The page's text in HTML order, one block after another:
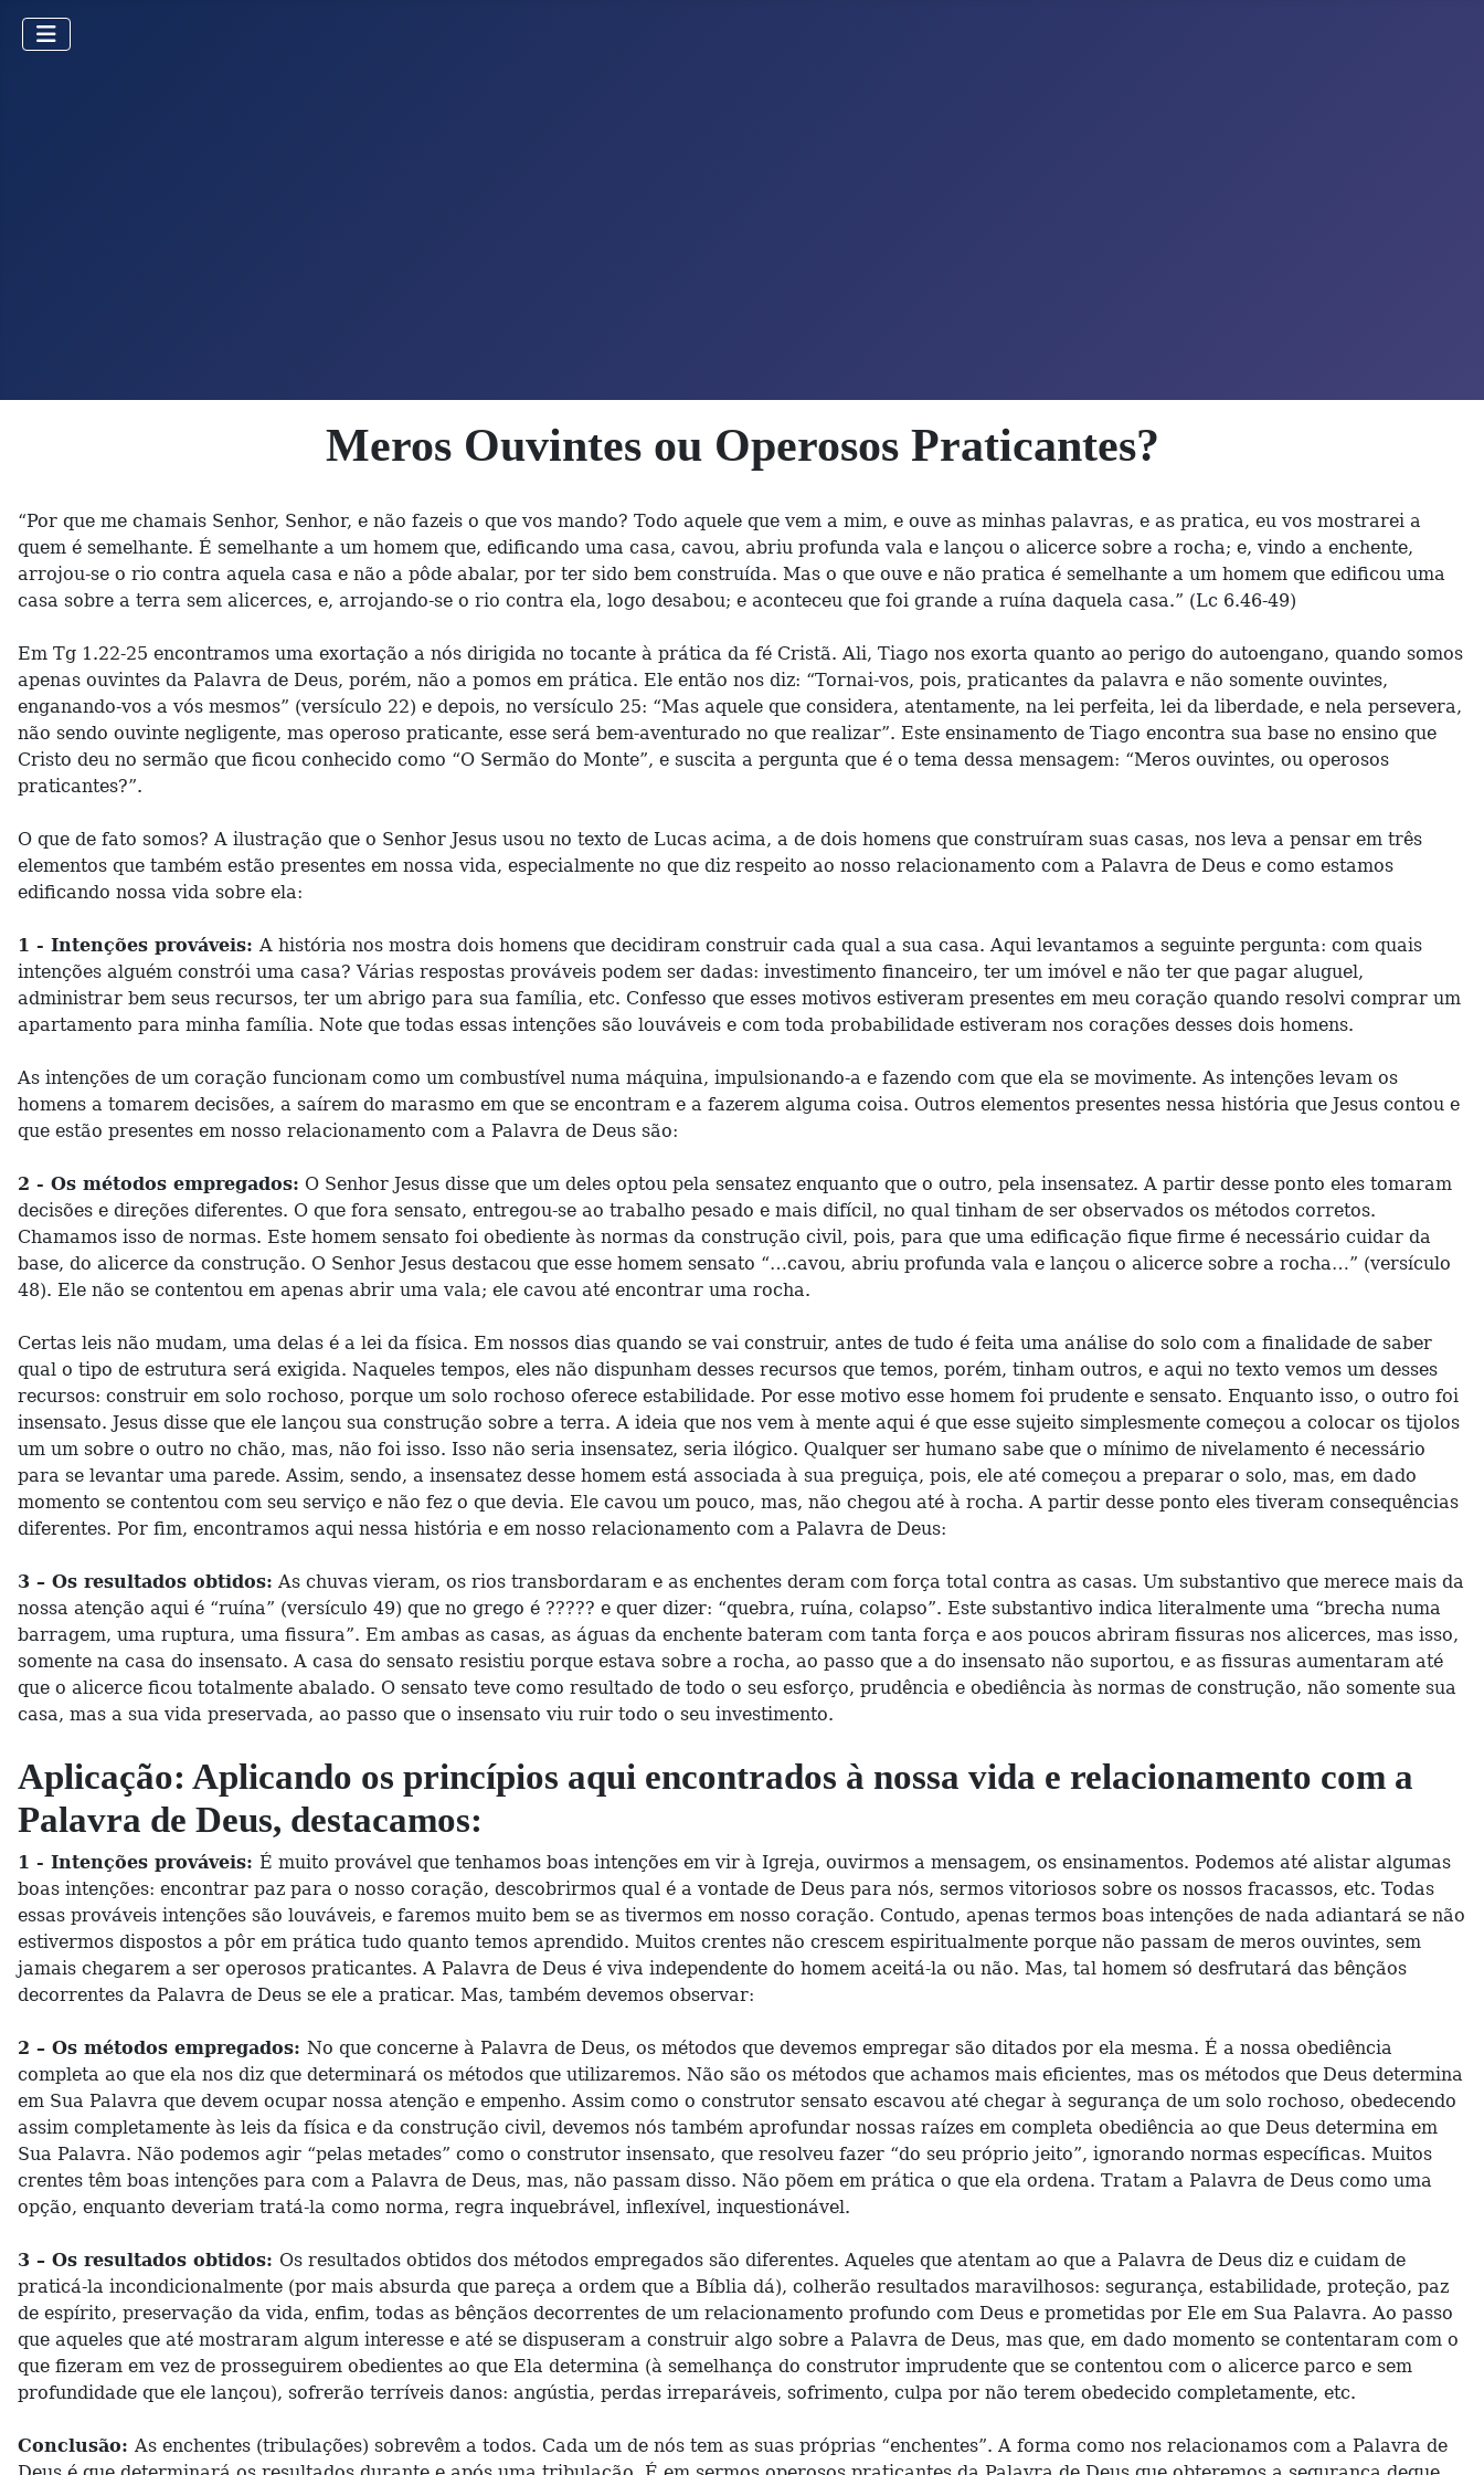
Meros Ouvintes ou Operosos Praticantes?
“Por que me chamais Senhor, Senhor, e não fazeis o que vos mando? Todo aquele que vem a mim, e ouve as minhas palavras, e as pratica, eu vos mostrarei a
quem é semelhante. É semelhante a um homem que, edificando uma casa, cavou, abriu profunda vala e lançou o alicerce sobre a rocha; e, vindo a enchente,
arrojou-se o rio contra aquela casa e não a pôde abalar, por ter sido bem construída. Mas o que ouve e não pratica é semelhante a um homem que edificou uma
casa sobre a terra sem alicerces, e, arrojando-se o rio contra ela, logo desabou; e aconteceu que foi grande a ruína daquela casa.” (Lc 6.46-49)
Em Tg 1.22-25 encontramos uma exortação a nós dirigida no tocante à prática da fé Cristã. Ali, Tiago nos exorta quanto ao perigo do autoengano, quando somos
apenas ouvintes da Palavra de Deus, porém, não a pomos em prática. Ele então nos diz: “Tornai-vos, pois, praticantes da palavra e não somente ouvintes,
enganando-vos a vós mesmos” (versículo 22) e depois, no versículo 25: “Mas aquele que considera, atentamente, na lei perfeita, lei da liberdade, e nela persevera,
não sendo ouvinte negligente, mas operoso praticante, esse será bem-aventurado no que realizar”. Este ensinamento de Tiago encontra sua base no ensino que
Cristo deu no sermão que ficou conhecido como “O Sermão do Monte”, e suscita a pergunta que é o tema dessa mensagem: “Meros ouvintes, ou operosos
praticantes?”.
O que de fato somos? A ilustração que o Senhor Jesus usou no texto de Lucas acima, a de dois homens que construíram suas casas, nos leva a pensar em três
elementos que também estão presentes em nossa vida, especialmente no que diz respeito ao nosso relacionamento com a Palavra de Deus e como estamos
edificando nossa vida sobre ela:
1 - Intenções prováveis: A história nos mostra dois homens que decidiram construir cada qual a sua casa. Aqui levantamos a seguinte pergunta: com quais
intenções alguém constrói uma casa? Várias respostas prováveis podem ser dadas: investimento financeiro, ter um imóvel e não ter que pagar aluguel,
administrar bem seus recursos, ter um abrigo para sua família, etc. Confesso que esses motivos estiveram presentes em meu coração quando resolvi comprar um
apartamento para minha família. Note que todas essas intenções são louváveis e com toda probabilidade estiveram nos corações desses dois homens.
As intenções de um coração funcionam como um combustível numa máquina, impulsionando-a e fazendo com que ela se movimente. As intenções levam os
homens a tomarem decisões, a saírem do marasmo em que se encontram e a fazerem alguma coisa. Outros elementos presentes nessa história que Jesus contou e
que estão presentes em nosso relacionamento com a Palavra de Deus são:
2 - Os métodos empregados: O Senhor Jesus disse que um deles optou pela sensatez enquanto que o outro, pela insensatez. A partir desse ponto eles tomaram
decisões e direções diferentes. O que fora sensato, entregou-se ao trabalho pesado e mais difícil, no qual tinham de ser observados os métodos corretos.
Chamamos isso de normas. Este homem sensato foi obediente às normas da construção civil, pois, para que uma edificação fique firme é necessário cuidar da
base, do alicerce da construção. O Senhor Jesus destacou que esse homem sensato “…cavou, abriu profunda vala e lançou o alicerce sobre a rocha…” (versículo
48). Ele não se contentou em apenas abrir uma vala; ele cavou até encontrar uma rocha.
Certas leis não mudam, uma delas é a lei da física. Em nossos dias quando se vai construir, antes de tudo é feita uma análise do solo com a finalidade de saber
qual o tipo de estrutura será exigida. Naqueles tempos, eles não dispunham desses recursos que temos, porém, tinham outros, e aqui no texto vemos um desses
recursos: construir em solo rochoso, porque um solo rochoso oferece estabilidade. Por esse motivo esse homem foi prudente e sensato. Enquanto isso, o outro foi
insensato. Jesus disse que ele lançou sua construção sobre a terra. A ideia que nos vem à mente aqui é que esse sujeito simplesmente começou a colocar os tijolos
um um sobre o outro no chão, mas, não foi isso. Isso não seria insensatez, seria ilógico. Qualquer ser humano sabe que o mínimo de nivelamento é necessário
para se levantar uma parede. Assim, sendo, a insensatez desse homem está associada à sua preguiça, pois, ele até começou a preparar o solo, mas, em dado
momento se contentou com seu serviço e não fez o que devia. Ele cavou um pouco, mas, não chegou até à rocha. A partir desse ponto eles tiveram consequências
diferentes. Por fim, encontramos aqui nessa história e em nosso relacionamento com a Palavra de Deus:
3 – Os resultados obtidos: As chuvas vieram, os rios transbordaram e as enchentes deram com força total contra as casas. Um substantivo que merece mais da
nossa atenção aqui é “ruína” (versículo 49) que no grego é ????? e quer dizer: “quebra, ruína, colapso”. Este substantivo indica literalmente uma “brecha numa
barragem, uma ruptura, uma fissura”. Em ambas as casas, as águas da enchente bateram com tanta força e aos poucos abriram fissuras nos alicerces, mas isso,
somente na casa do insensato. A casa do sensato resistiu porque estava sobre a rocha, ao passo que a do insensato não suportou, e as fissuras aumentaram até
que o alicerce ficou totalmente abalado. O sensato teve como resultado de todo o seu esforço, prudência e obediência às normas de construção, não somente sua
casa, mas a sua vida preservada, ao passo que o insensato viu ruir todo o seu investimento.
Aplicação: Aplicando os princípios aqui encontrados à nossa vida e relacionamento com a
Palavra de Deus, destacamos:
1 - Intenções prováveis: É muito provável que tenhamos boas intenções em vir à Igreja, ouvirmos a mensagem, os ensinamentos. Podemos até alistar algumas
boas intenções: encontrar paz para o nosso coração, descobrirmos qual é a vontade de Deus para nós, sermos vitoriosos sobre os nossos fracassos, etc. Todas
essas prováveis intenções são louváveis, e faremos muito bem se as tivermos em nosso coração. Contudo, apenas termos boas intenções de nada adiantará se não
estivermos dispostos a pôr em prática tudo quanto temos aprendido. Muitos crentes não crescem espiritualmente porque não passam de meros ouvintes, sem
jamais chegarem a ser operosos praticantes. A Palavra de Deus é viva independente do homem aceitá-la ou não. Mas, tal homem só desfrutará das bênçãos
decorrentes da Palavra de Deus se ele a praticar. Mas, também devemos observar:
2 – Os métodos empregados: No que concerne à Palavra de Deus, os métodos que devemos empregar são ditados por ela mesma. É a nossa obediência
completa ao que ela nos diz que determinará os métodos que utilizaremos. Não são os métodos que achamos mais eficientes, mas os métodos que Deus determina
em Sua Palavra que devem ocupar nossa atenção e empenho. Assim como o construtor sensato escavou até chegar à segurança de um solo rochoso, obedecendo
assim completamente às leis da física e da construção civil, devemos nós também aprofundar nossas raízes em completa obediência ao que Deus determina em
Sua Palavra. Não podemos agir “pelas metades” como o construtor insensato, que resolveu fazer “do seu próprio jeito”, ignorando normas específicas. Muitos
crentes têm boas intenções para com a Palavra de Deus, mas, não passam disso. Não põem em prática o que ela ordena. Tratam a Palavra de Deus como uma
opção, enquanto deveriam tratá-la como norma, regra inquebrável, inflexível, inquestionável.
3 – Os resultados obtidos: Os resultados obtidos dos métodos empregados são diferentes. Aqueles que atentam ao que a Palavra de Deus diz e cuidam de
praticá-la incondicionalmente (por mais absurda que pareça a ordem que a Bíblia dá), colherão resultados maravilhosos: segurança, estabilidade, proteção, paz
de espírito, preservação da vida, enfim, todas as bênçãos decorrentes de um relacionamento profundo com Deus e prometidas por Ele em Sua Palavra. Ao passo
que aqueles que até mostraram algum interesse e até se dispuseram a construir algo sobre a Palavra de Deus, mas que, em dado momento se contentaram com o
que fizeram em vez de prosseguirem obedientes ao que Ela determina (à semelhança do construtor imprudente que se contentou com o alicerce parco e sem
profundidade que ele lançou), sofrerão terríveis danos: angústia, perdas irreparáveis, sofrimento, culpa por não terem obedecido completamente, etc.
Conclusão: As enchentes (tribulações) sobrevêm a todos. Cada um de nós tem as suas próprias “enchentes”. A forma como nos relacionamos com a Palavra de